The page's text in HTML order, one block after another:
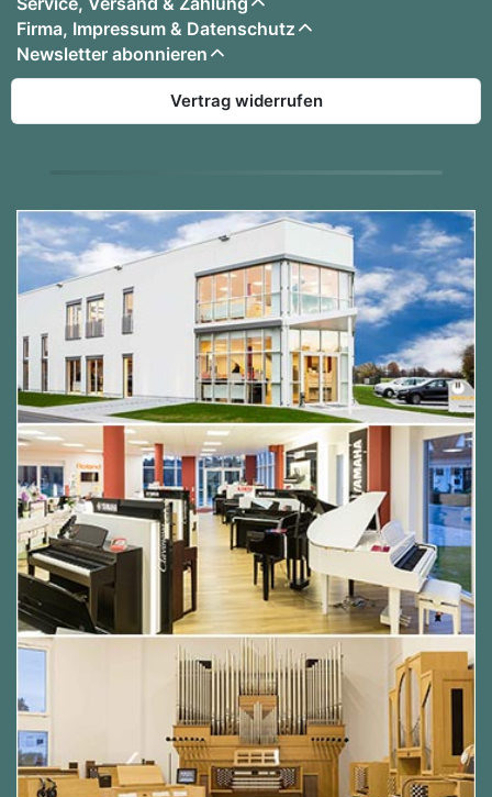
Firma, Impressum & Datenschutz
Newsletter abonnieren
Vertrag widerrufen